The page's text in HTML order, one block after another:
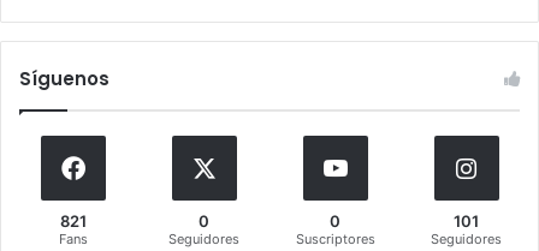
Síguenos
821
Fans
0
Seguidores
0
Suscriptores
101
Seguidores